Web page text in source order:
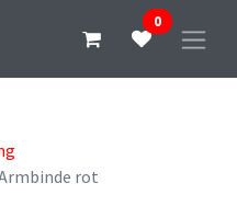
0
rot